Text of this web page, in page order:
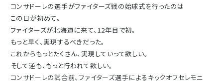
コンサドーレの選手がファイターズ戦の始球式を行ったのは
この日が初めて。
ファイターズが北海道に来て、12年目で初。
もっと早く、実現するべきだった。
これからもっとたくさん、実現していって欲しい。
そして逆も、もっと行われて欲しい。
コンサドーレの試合前、ファイターズ選手によるキックオフセレモニ